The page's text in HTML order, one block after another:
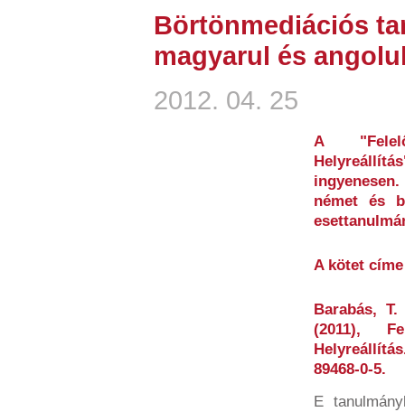
Börtönmediációs
magyarul és
2012. 04. 25
A
német és
A kötet
Barabás,
(2011),
89468-0-5.
E